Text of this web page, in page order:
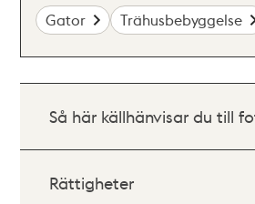
Gator Trähusbebyggelse
Så här källhänvisar du till
Rättigheter